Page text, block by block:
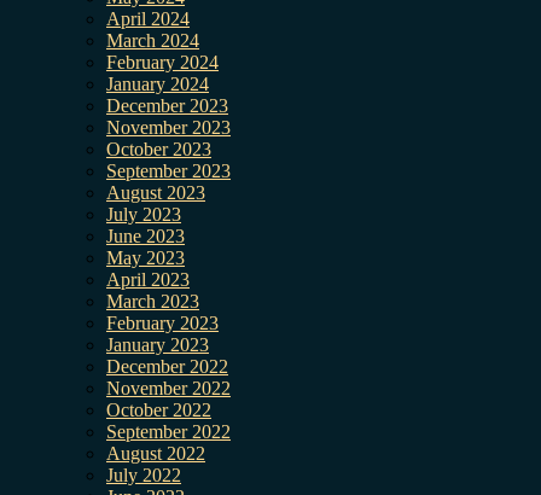
April 2024
March 2024
February 2024
January 2024
December 2023
November 2023
October 2023
September 2023
August 2023
July 2023
June 2023
May 2023
April 2023
March 2023
February 2023
January 2023
December 2022
November 2022
October 2022
September 2022
August 2022
July 2022